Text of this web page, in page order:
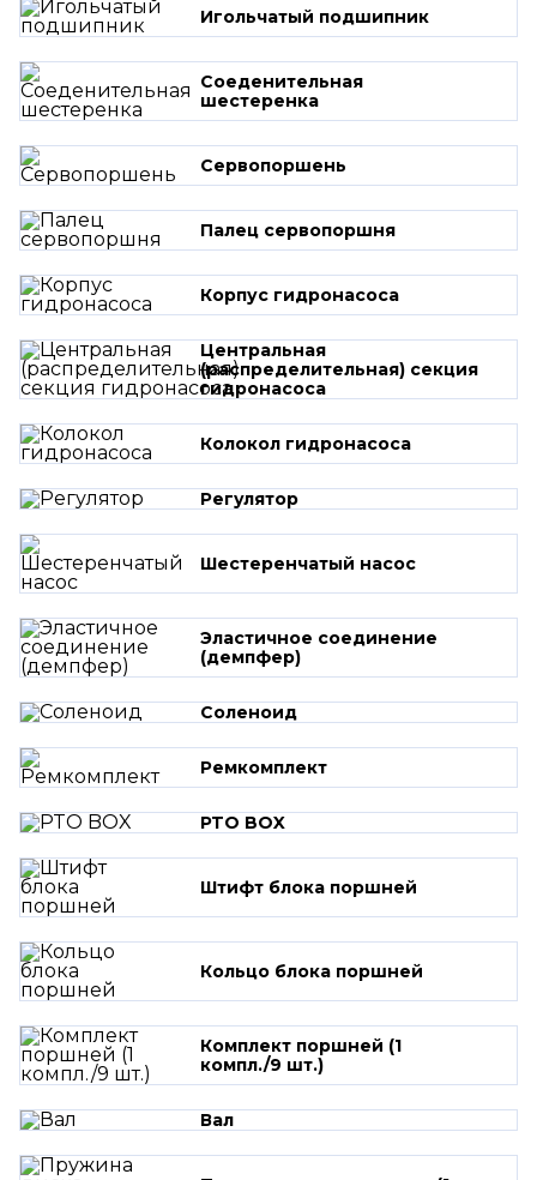
Игольчатый подшипник
Соеденительная
шестеренка
Сервопоршень
Палец сервопоршня
Корпус гидронасоса
Центральная
(распределительная) секция
гидронасоса
Колокол гидронасоса
Регулятор
Шестеренчатый насос
Эластичное соединение
(демпфер)
Соленоид
Ремкомплект
PTO BOX
Штифт блока поршней
Кольцо блока поршней
Комплект поршней (1
компл./9 шт.)
Вал